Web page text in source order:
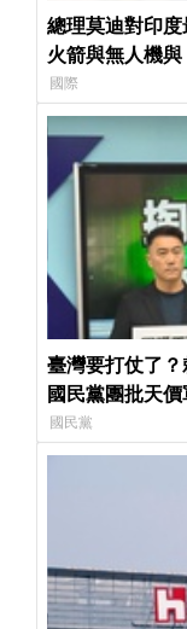
總理莫迪對印
火箭與無人機與
國際
臺灣要打仗了
國民黨團批天
國民黨